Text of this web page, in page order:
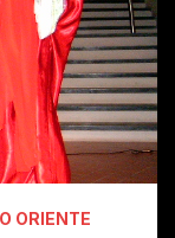
ORIENTE